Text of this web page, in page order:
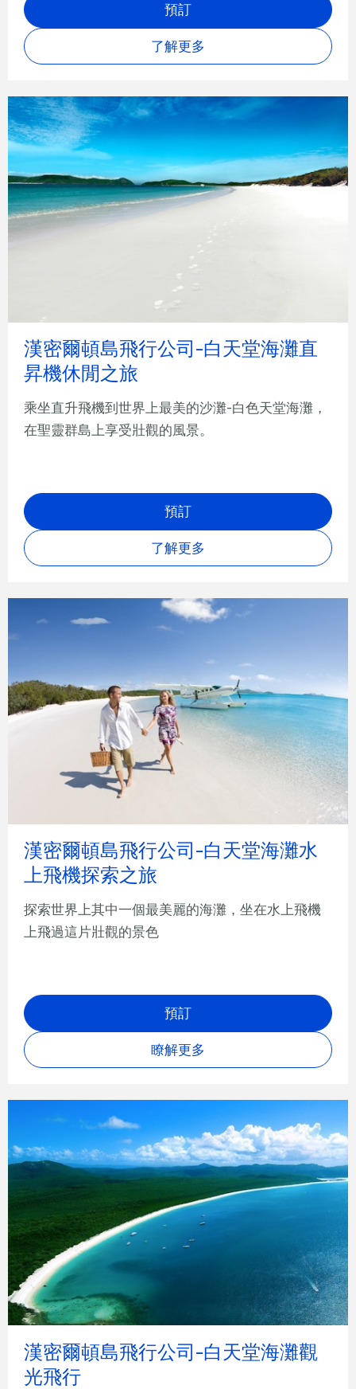
預訂
了解更多
漢密爾頓島飛行公司-白天堂海灘直
昇機休閒之旅
乘坐直升飛機到世界上最美的沙灘-白色天堂海灘，
在聖靈群島上享受壯觀的風景。
預訂
了解更多
漢密爾頓島飛行公司-白天堂海灘水
上飛機探索之旅
探索世界上其中一個最美麗的海灘，坐在水上飛機
上飛過這片壯觀的景色
預訂
瞭解更多
漢密爾頓島飛行公司-白天堂海灘觀
光飛行